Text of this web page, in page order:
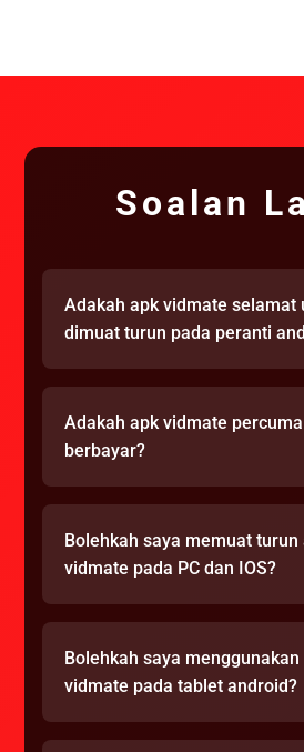
Soalan
Adakah apk vidmate selamat
dimuat turun pada peranti
Adakah apk vidmate
berbayar?
Bolehkah saya memuat turun
vidmate pada PC dan IOS?
Bolehkah saya menggunakan
vidmate pada tablet android?